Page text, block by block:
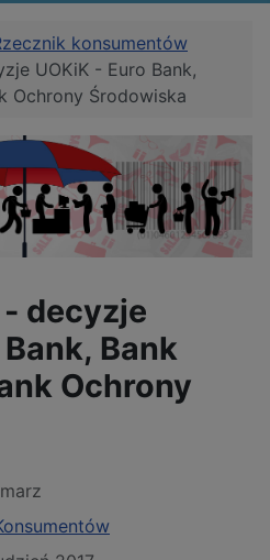
konsumentów
UOKiK - Euro Bank,
Ochrony Środowiska
- decyzje
Bank
Ochrony